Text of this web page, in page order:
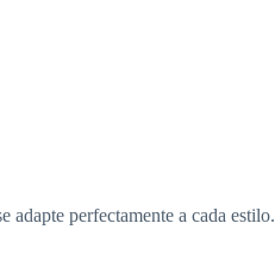
adapte perfectamente a cada estilo.